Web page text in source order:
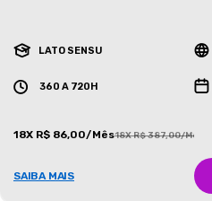
LATO SENSU
360 A 720H
18X R$ 86,00/Mês18X R$ 387,00/Mês
SAIBA MAIS